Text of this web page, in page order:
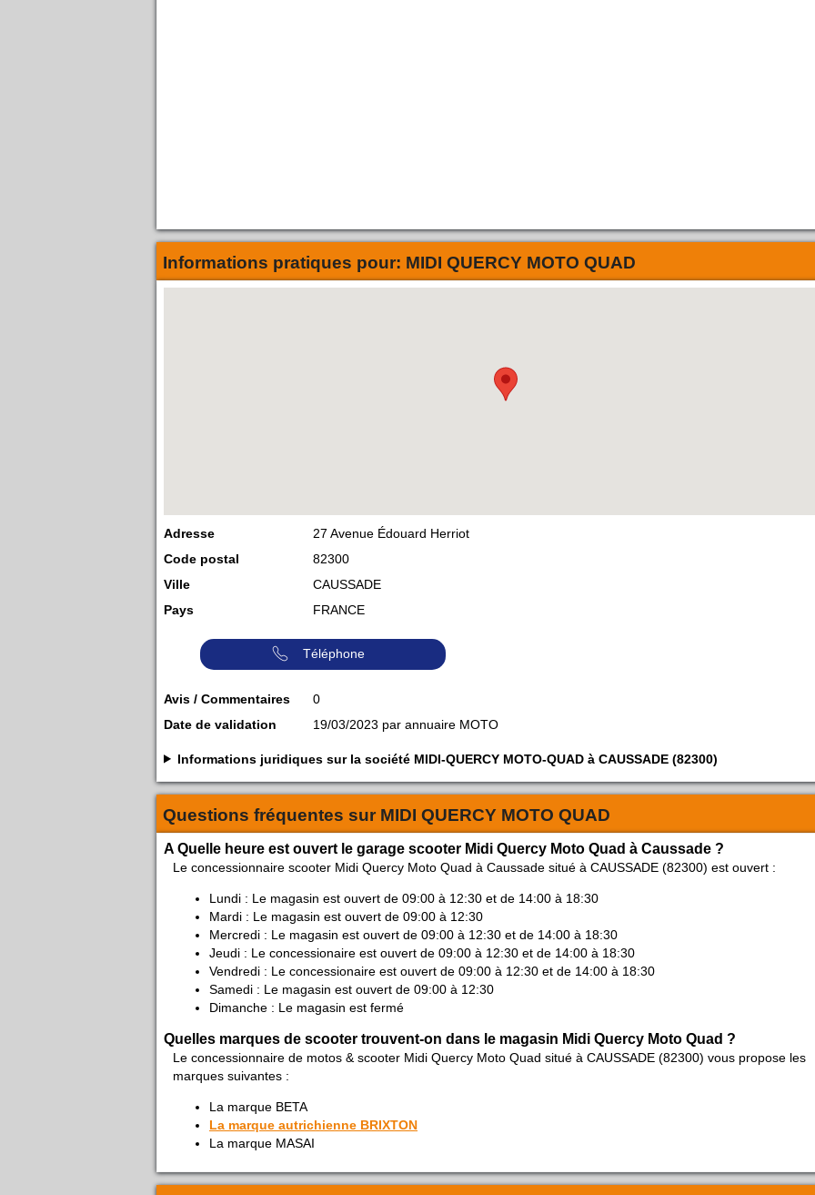
Informations pratiques pour: MIDI QUERCY MOTO QUAD
Adresse
27 Avenue Édouard Herriot
Code postal
82300
Ville
CAUSSADE
Pays
FRANCE
Téléphone
Avis / Commentaires
0
Date de validation
19/03/2023 par annuaire MOTO
Informations juridiques sur la société MIDI-QUERCY MOTO-QUAD à CAUSSADE (82300)
Questions fréquentes sur MIDI QUERCY MOTO QUAD
A Quelle heure est ouvert le garage scooter Midi Quercy Moto Quad à Caussade ?
Le concessionnaire scooter Midi Quercy Moto Quad à Caussade situé à CAUSSADE (82300) est ouvert :
Lundi : Le magasin est ouvert de 09:00 à 12:30 et de 14:00 à 18:30
Mardi : Le magasin est ouvert de 09:00 à 12:30
Mercredi : Le magasin est ouvert de 09:00 à 12:30 et de 14:00 à 18:30
Jeudi : Le concessionaire est ouvert de 09:00 à 12:30 et de 14:00 à 18:30
Vendredi : Le concessionaire est ouvert de 09:00 à 12:30 et de 14:00 à 18:30
Samedi : Le magasin est ouvert de 09:00 à 12:30
Dimanche : Le magasin est fermé
Quelles marques de scooter trouvent-on dans le magasin Midi Quercy Moto Quad ?
Le concessionnaire de motos & scooter Midi Quercy Moto Quad situé à CAUSSADE (82300) vous propose les
marques suivantes :
La marque BETA
La marque autrichienne BRIXTON
La marque MASAI